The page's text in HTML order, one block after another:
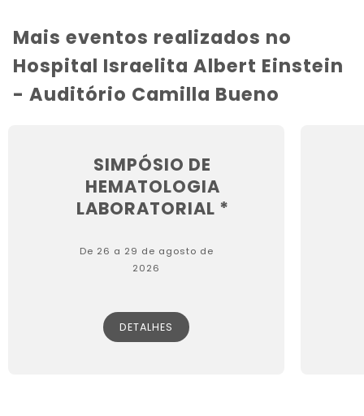
Mais eventos realizados no
Hospital Israelita Albert Einstein
- Auditório Camilla Bueno
SIMPÓSIO DE
HEMATOLOGIA
LABORATORIAL *
De 26 a 29 de agosto de
2026
DETALHES